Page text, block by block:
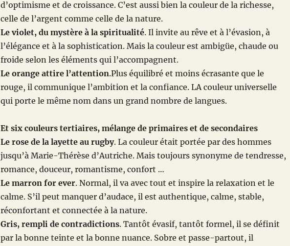
d’optimisme et de croissance. C’est aussi bien la couleur de la richesse,
celle de l’argent comme celle de la nature.
Le violet, du mystère à la spiritualité. Il invite au rêve et à l’évasion, à
l’élégance et à la sophistication. Mais la couleur est ambigüe, chaude ou
froide selon les éléments qui l’accompagnent.
Le orange attire l’attention.Plus équilibré et moins écrasante que le
rouge, il communique l’ambition et la confiance. LA couleur universelle
qui porte le même nom dans un grand nombre de langues.
Et six couleurs tertiaires, mélange de primaires et de secondaires
Le rose de la layette au rugby. La couleur était portée par des hommes
jusqu’à Marie-Thérèse d’Autriche. Mais toujours synonyme de tendresse,
romance, douceur, romantisme, confort …
Le marron for ever. Normal, il va avec tout et inspire la relaxation et le
calme. S’il peut manquer d’audace, il est authentique, calme, stable,
réconfortant et connectée à la nature.
Gris, rempli de contradictions. Tantôt évasif, tantôt formel, il se définit
par la bonne teinte et la bonne nuance. Sobre et passe-partout, il